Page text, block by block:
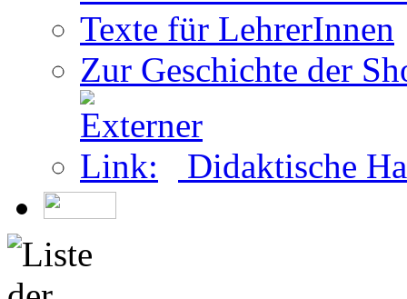
Texte für LehrerInnen
Zur Geschichte der
Didaktische